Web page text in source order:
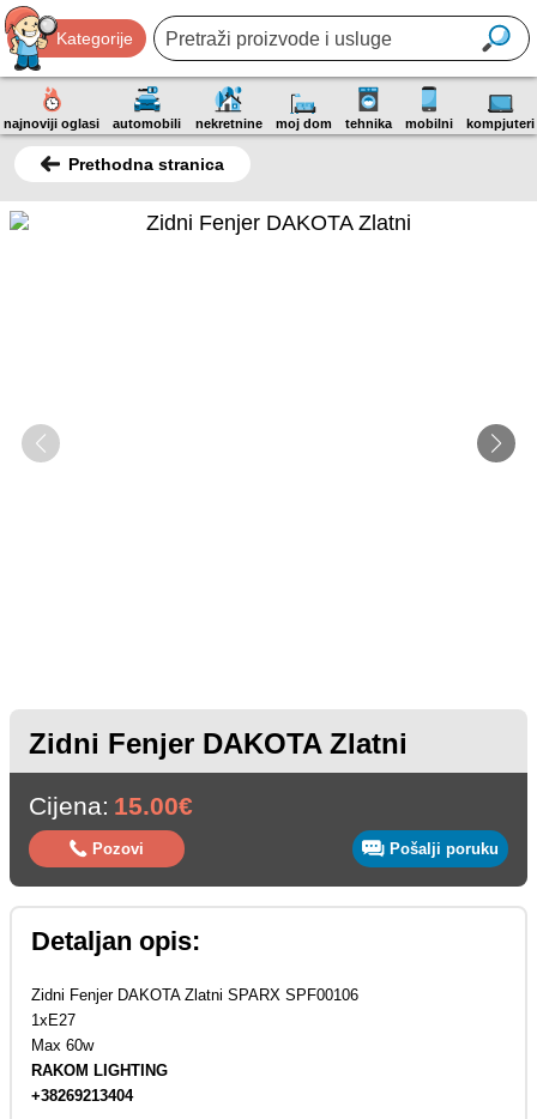
Kategorije
najnoviji oglasi automobili nekretnine moj dom tehnika mobilni kompjuteri
Prethodna stranica
Zidni Fenjer DAKOTA Zlatni
Cijena: 15.00€
Pozovi Pošalji poruku
Detaljan opis:
Zidni Fenjer DAKOTA Zlatni SPARX SPF00106
1xE27
Max 60w
RAKOM LIGHTING
+38269213404